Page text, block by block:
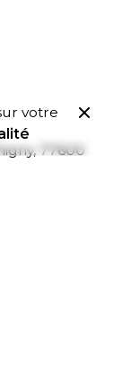
77600
votre